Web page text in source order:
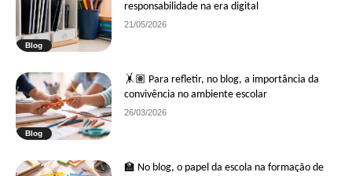
Blog
responsabilidade na era digital
21/05/2026
Blog
🤸🏽 Para refletir, no blog, a importância da
convivência no ambiente escolar
26/03/2026
🏫 No blog, o papel da escola na formação de